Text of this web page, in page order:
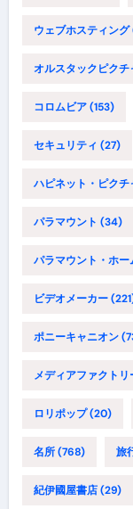
ウェブホスティング
オルスタックピクチ
コロムビア(153)
セキュリティ (27)
ハピネット・ピクチ
パラマウント (34)
パラマウント・ホ
ビデオメーカー
ポニーキャニオン
メディアファクトリ
ロリポップ(20)
名所(768) 旅
紀伊國屋書店(29)